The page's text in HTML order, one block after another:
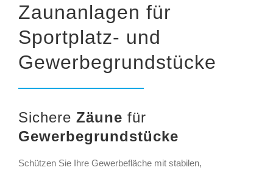
Zaunanlagen für
Sportplatz- und
Gewerbegrundstücke
Sichere Zäune für
Gewerbegrundstücke
Schützen Sie Ihre Gewerbefläche mit stabilen,